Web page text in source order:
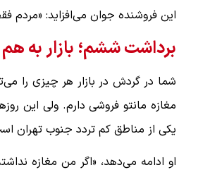
این فروشنده جوان می‌افزاید:
برداشت ششم؛ بازار به
شما در گردش در بازار هر چیزی را
مغازه مانتو فروشی دارم. ولی این
یکی از مناطق کم تردد جنوب تهران